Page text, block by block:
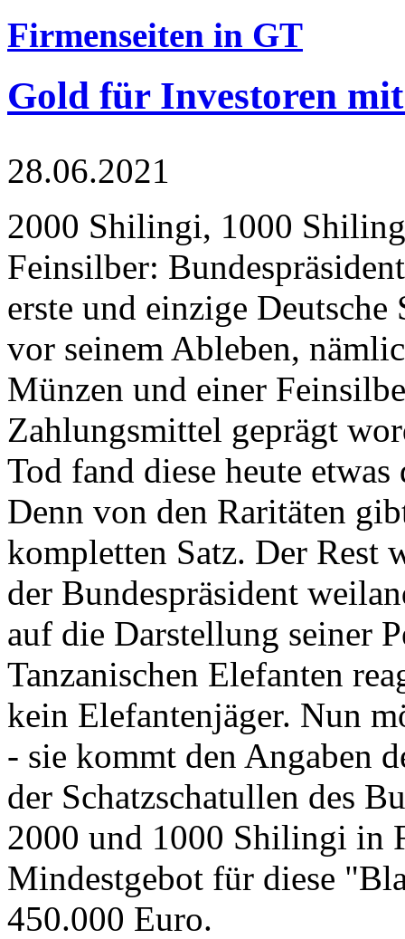
Firmenseiten in GT
Gold für Investoren
28.06.2021
2000 Shilingi, 1000
Feinsilber:
erste und einzige Deutsche
vor seinem Ableben,
Münzen und einer
Zahlungsmittel geprägt
Tod fand diese heute
Denn von den Raritäten
kompletten Satz. Der Rest
der Bundespräsident
auf die Darstellung seiner
Tanzanischen Elefanten
kein Elefantenjäger. Nun
- sie kommt den Angaben
der Schatzschatullen des
2000 und 1000 Shilingi in
Mindestgebot für diese
450.000 Euro.